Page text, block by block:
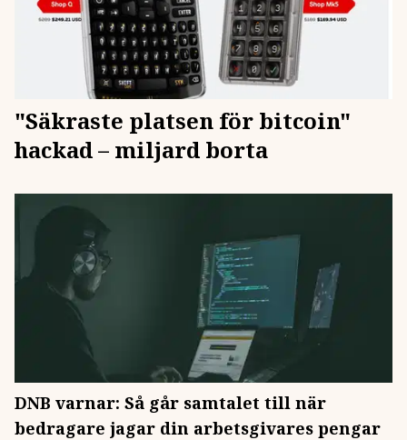
"Säkraste platsen för bitcoin"
hackad – miljard borta
DNB varnar: Så går samtalet till när
bedragare jagar din arbetsgivares pengar